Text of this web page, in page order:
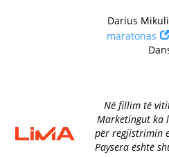
Darius
maratonas
Në fillim të
Marketingut ka
për regjistrimin
Paysera është